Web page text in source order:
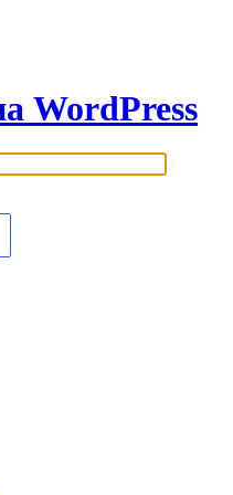
WordPress